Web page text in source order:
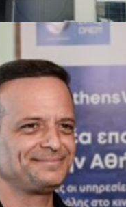
07/08/2026 · 17:45
Εργασίες
σε σχολεία και